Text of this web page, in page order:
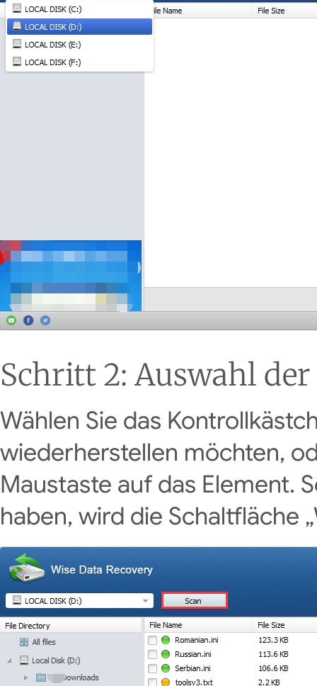
Schritt 2: Auswahl
Wählen Sie das
wiederherstellen möchten,
Maustaste auf das Element.
haben, wird die Schaltfläche